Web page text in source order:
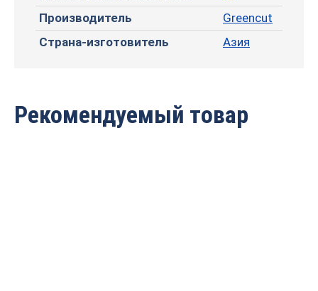
Производитель
Greencut
Страна-изготовитель
Азия
Рекомендуемый товар